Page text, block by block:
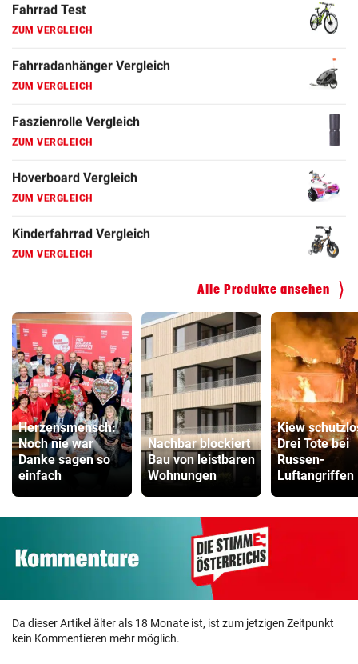
Fahrrad Test
ZUM VERGLEICH
Fahrradanhänger Vergleich
ZUM VERGLEICH
Faszienrolle Vergleich
ZUM VERGLEICH
Hoverboard Vergleich
ZUM VERGLEICH
Kinderfahrrad Vergleich
ZUM VERGLEICH
Alle Produkte ansehen
Herzensmensch:
Noch nie war
Danke sagen so
einfach
Nachbar blockiert
Bau von leistbaren
Wohnungen
Kiew
Drei Tote bei
Russen-
Luftangriffen
Da dieser Artikel älter als 18 Monate ist, ist zum jetzigen Zeitpunkt
kein Kommentieren mehr möglich.